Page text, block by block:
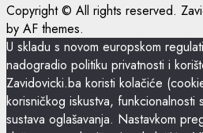
Copyright © All rights reserved.
by AF themes.
U skladu s novom europskom
nadogradio politiku privatnosti i
Zavidovicki.ba koristi kolačiće
korisničkog iskustva, funkcionalnosti
sustava oglašavanja. Nastavkom